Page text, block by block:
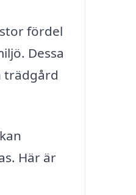
fördel
Dessa
trädgård
Här är